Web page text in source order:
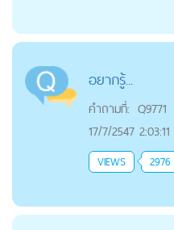
อยากรู้...
คำถามที่: Q9771
17/7/2547 2:03:11
VIEWS 2976